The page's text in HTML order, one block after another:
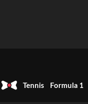
Tennis Formula 1